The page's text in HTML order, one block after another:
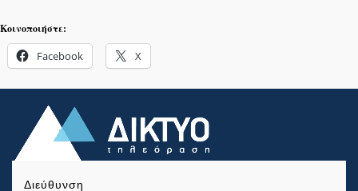
Κοινοποιήστε:
Facebook X
Διεύθυνση